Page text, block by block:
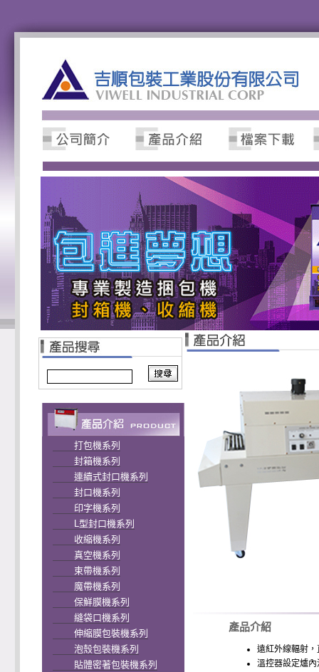
打包機系列
封箱機系列
連續式封口機系列
封口機系列
印字機系列
L型封口機系列
收縮機系列
真空機系列
束帶機系列
魔帶機系列
保鮮膜機系列
縫袋口機系列
伸縮膜包裝機系列
泡殼包裝機系列
貼體密著包裝機系列
產品介紹
遠紅外線輻射，
溫控器設定爐